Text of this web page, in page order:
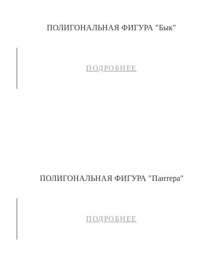
ПОЛИГОНАЛЬНАЯ ФИГУРА "Бык"
ПОДРОБНЕЕ
ПОЛИГОНАЛЬНАЯ ФИГУРА "Пантера"
ПОДРОБНЕЕ